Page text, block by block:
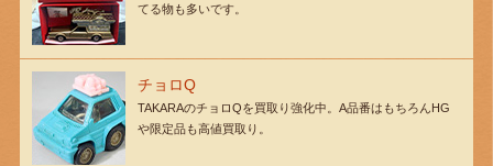
てる物も多いです。
チョロQ
TAKARAのチョロQを買取り強化中。A品番はもちろんHG
や限定品も高値買取り。